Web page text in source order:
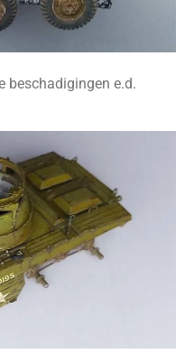
beschadigingen e.d.